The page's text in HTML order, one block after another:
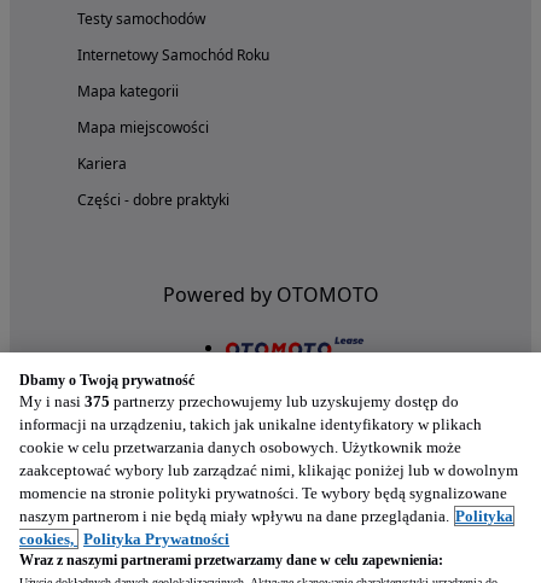
Testy samochodów
Internetowy Samochód Roku
Mapa kategorii
Mapa miejscowości
Kariera
Części - dobre praktyki
Powered by OTOMOTO
Nasze aplikacje w twoim telefonie
Dbamy o Twoją prywatność
My i nasi 375 partnerzy przechowujemy lub uzyskujemy dostęp do
informacji na urządzeniu, takich jak unikalne identyfikatory w plikach
cookie w celu przetwarzania danych osobowych. Użytkownik może
zaakceptować wybory lub zarządzać nimi, klikając poniżej lub w dowolnym
momencie na stronie polityki prywatności. Te wybory będą sygnalizowane
naszym partnerom i nie będą miały wpływu na dane przeglądania. Polityka
cookies, Polityka Prywatności
Wraz z naszymi partnerami przetwarzamy dane w celu zapewnienia: